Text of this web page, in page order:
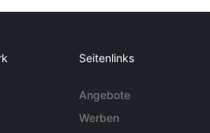
Seitenlinks
Angebote
Werben